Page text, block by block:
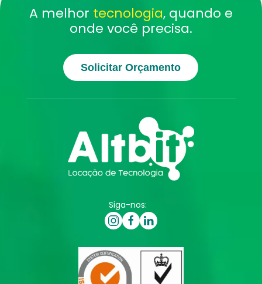
A melhor tecnologia, quando e
onde você precisa.
Solicitar Orçamento
Siga-nos: